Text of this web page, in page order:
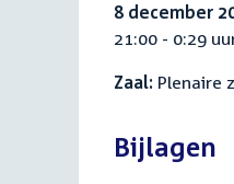
8 december
21:00 - 0:29
Zaal: Plenaire
Bijlagen